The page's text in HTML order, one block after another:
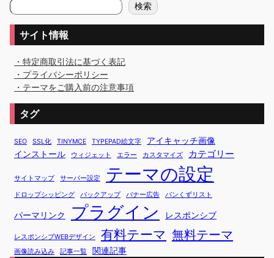
索
検索
サイト情報
・特定商取引法に基づく表記
・プライバシーポリシー
・テーマをご購入前の注意事項
タグ
SEO SSL化 TINYMCE TYPEPAD絵文字
アイキャッチ画像
インストール
ウィジェット エラー カスタマイズ カテゴリー
サイトマップ サーバー設定 テーマの設定
ドロップシッピング バックアップ バナー広告 パンくずリスト
パーマリンク プラグイン レスポンシブ
レスポンシブWEBデザイン 有料テーマ 無料テーマ
画像読み込み 記事一覧 関連記事